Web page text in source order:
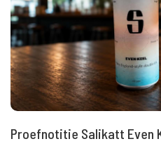
Proefnotitie Salikatt Even